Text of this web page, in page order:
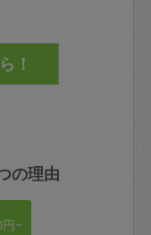
の理由
~